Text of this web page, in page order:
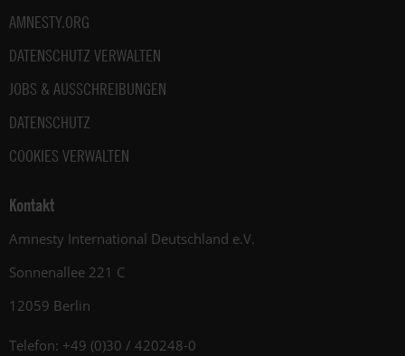
AMNESTY.ORG
DATENSCHUTZ VERWALTEN
JOBS & AUSSCHREIBUNGEN
DATENSCHUTZ
COOKIES VERWALTEN
Kontakt
Amnesty International Deutschland e.V.
Sonnenallee 221 C
12059 Berlin
Telefon: +49 (0)30 / 420248-0